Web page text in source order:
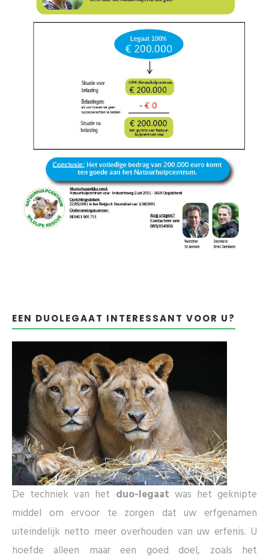
EEN DUOLEGAAT INTERESSANT VOOR U?
De techniek van het duo-legaat was het geknipte
middel om ervoor te zorgen dat uw erfgenamen
uiteindelijk netto meer overhouden van uw erfenis. U
hoefde alleen maar een goed doel, zoals het